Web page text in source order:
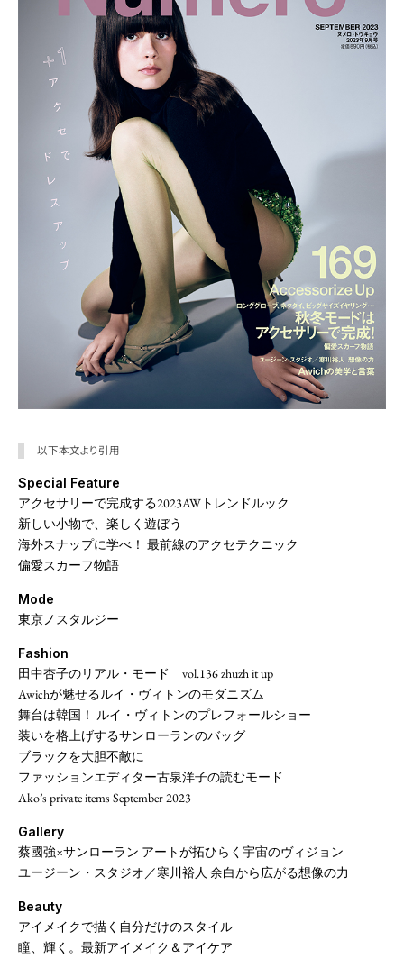
以下本文より引用
Special Feature
アクセサリーで完成する2023AWトレンドルック
新しい小物で、楽しく遊ぼう
海外スナップに学べ！ 最前線のアクセテクニック
偏愛スカーフ物語
Mode
東京ノスタルジー
Fashion
田中杏子のリアル・モード vol.136 zhuzh it up
Awichが魅せるルイ・ヴィトンのモダニズム
舞台は韓国！ ルイ・ヴィトンのプレフォールショー
装いを格上げするサンローランのバッグ
ブラックを大胆不敵に
ファッションエディター古泉洋子の読むモード
Ako’s private items September 2023
Gallery
蔡國強×サンローラン アートが拓ひらく宇宙のヴィジョン
ユージーン・スタジオ／寒川裕人 余白から広がる想像の力
Beauty
アイメイクで描く自分だけのスタイル
瞳、輝く。最新アイメイク＆アイケア